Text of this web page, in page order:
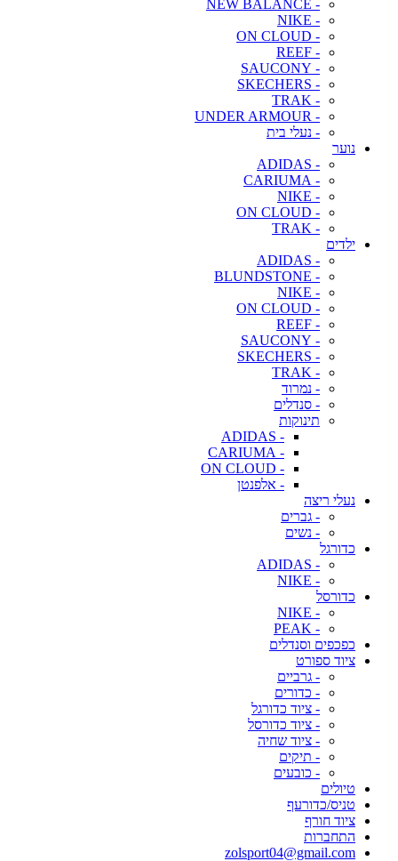
- NEW BALANCE
- NIKE
- ON CLOUD
- REEF
- SAUCONY
- SKECHERS
- TRAK
- UNDER ARMOUR
- נעלי בית
נוער
- ADIDAS
- CARIUMA
- NIKE
- ON CLOUD
- TRAK
ילדים
- ADIDAS
- BLUNDSTONE
- NIKE
- ON CLOUD
- REEF
- SAUCONY
- SKECHERS
- TRAK
- נמרוד
- סנדלים
תינוקות
- ADIDAS
- CARIUMA
- ON CLOUD
- אלפנטן
נעלי ריצה
- גברים
- נשים
כדורגל
- ADIDAS
- NIKE
כדורסל
- NIKE
- PEAK
כפכפים וסנדלים
ציוד ספורט
- גרביים
- כדורים
- ציוד כדורגל
- ציוד כדורסל
- ציוד שחיה
- תיקים
- כובעים
טיולים
טניס/כדורעף
ציוד חורף
התחברות
zolsport04@gmail.com